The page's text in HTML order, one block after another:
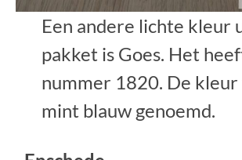
Een andere lichte kleur
pakket is Goes. Het
nummer 1820. De
mint blauw genoemd.